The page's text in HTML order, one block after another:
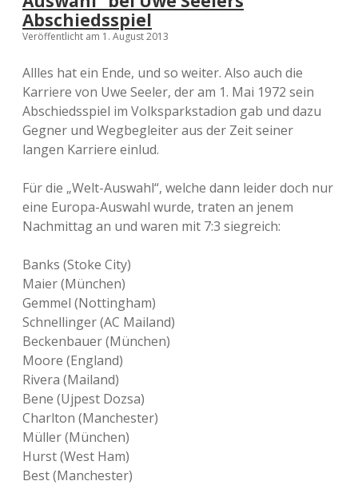
Abschiedsspiel
Veröffentlicht am 1. August 2013
Allles hat ein Ende, und so weiter. Also auch die
Karriere von Uwe Seeler, der am 1. Mai 1972 sein
Abschiedsspiel im Volksparkstadion gab und dazu
Gegner und Wegbegleiter aus der Zeit seiner
langen Karriere einlud.
Für die „Welt-Auswahl“, welche dann leider doch nur
eine Europa-Auswahl wurde, traten an jenem
Nachmittag an und waren mit 7:3 siegreich:
Banks (Stoke City)
Maier (München)
Gemmel (Nottingham)
Schnellinger (AC Mailand)
Beckenbauer (München)
Moore (England)
Rivera (Mailand)
Bene (Ujpest Dozsa)
Charlton (Manchester)
Müller (München)
Hurst (West Ham)
Best (Manchester)